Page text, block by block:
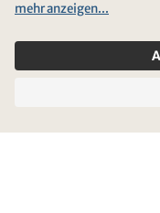
Reise-und